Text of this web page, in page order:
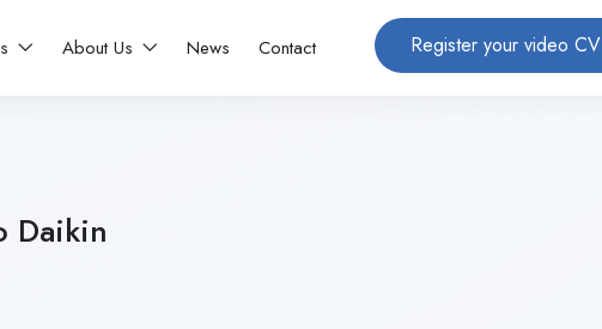
About Us News Contact Register your video CV
Daikin